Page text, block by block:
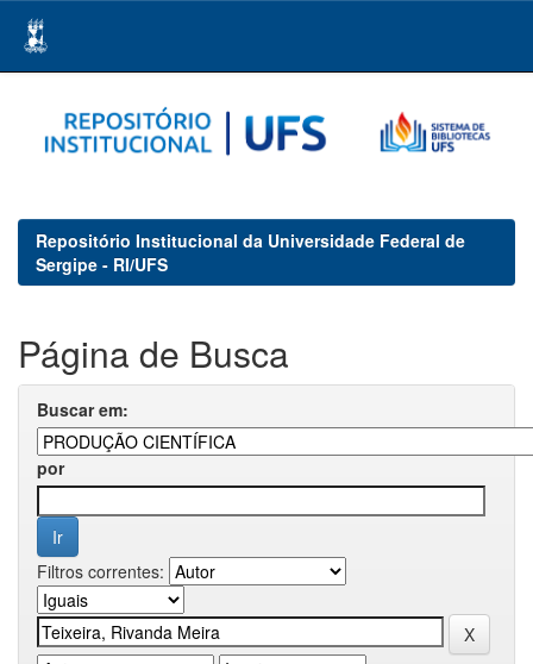
navigation
Repositório Institucional da Universidade Federal de
Sergipe - RI/UFS
Página de Busca
Buscar em:
por
Filtros correntes: